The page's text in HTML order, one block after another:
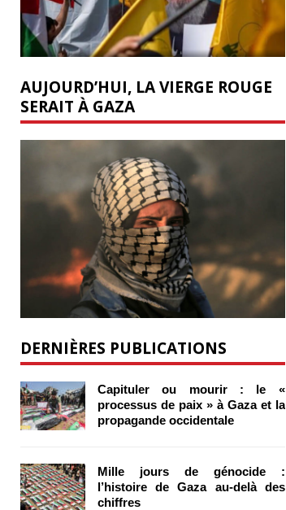
AUJOURD’HUI, LA VIERGE ROUGE
SERAIT À GAZA
DERNIÈRES PUBLICATIONS
Capituler ou mourir : le «
processus de paix » à Gaza et la
propagande occidentale
Mille jours de génocide :
l’histoire de Gaza au-delà des
chiffres